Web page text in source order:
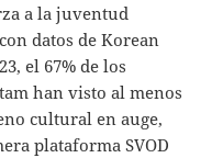
a la juventud
datos de Korean
el 67% de los
han visto al menos
cultural en auge,
plataforma SVOD